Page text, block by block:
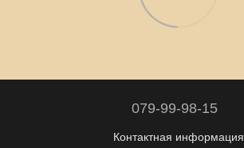
079-99-98-15
Контактная информация